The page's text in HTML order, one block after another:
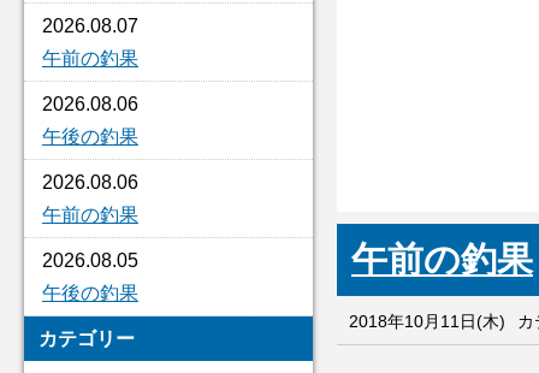
2026.08.07
午前の釣果
2026.08.06
午後の釣果
2026.08.06
午前の釣果
2026.08.05
午後の釣果
カテゴリー
午前の釣果
2018年10月11日(木) カ